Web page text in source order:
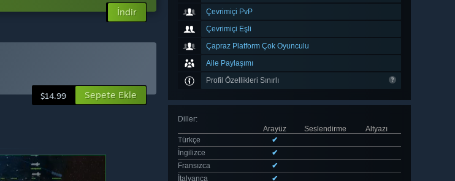
Çevrimiçi PvP
Çevrimiçi Eşli
Çapraz Platform Çok Oyunculu
Aile Paylaşımı
Profil Özellikleri Sınırlı
Diller:
Arayüz
Seslendirme
Altyazı
Türkçe
✔
İngilizce
✔
Fransızca
✔
İtalyanca
✔
İndir
$14.99 Sepete Ekle